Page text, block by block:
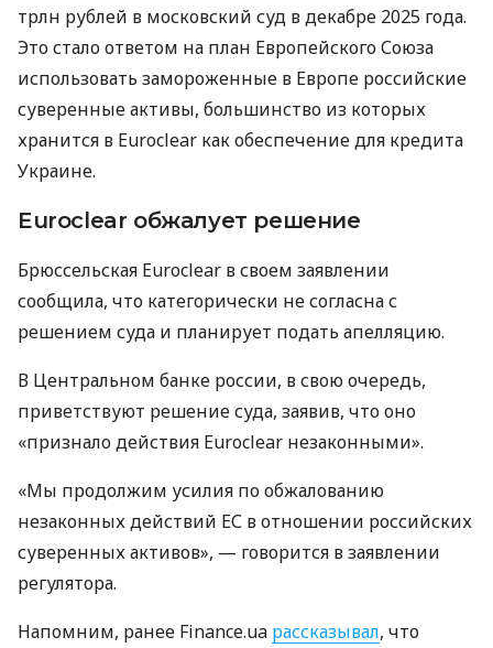
трлн рублей в московский суд в декабре 2025 года.
Это стало ответом на план Европейского Союза
использовать замороженные в Европе российские
суверенные активы, большинство из которых
хранится в Euroclear как обеспечение для кредита
Украине.
Euroclear обжалует решение
Брюссельская Euroclear в своем заявлении
сообщила, что категорически не согласна с
решением суда и планирует подать апелляцию.
В Центральном банке россии, в свою очередь,
приветствуют решение суда, заявив, что оно
«признало действия Euroclear незаконными».
«Мы продолжим усилия по обжалованию
незаконных действий ЕС в отношении российских
суверенных активов», — говорится в заявлении
регулятора.
Напомним, ранее Finance.ua рассказывал, что